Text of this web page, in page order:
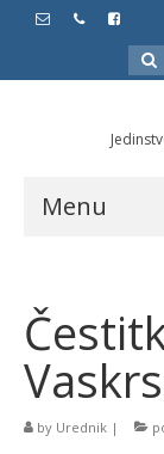
for:
Menu
Službeni
Javne
Značajni
by Urednik |